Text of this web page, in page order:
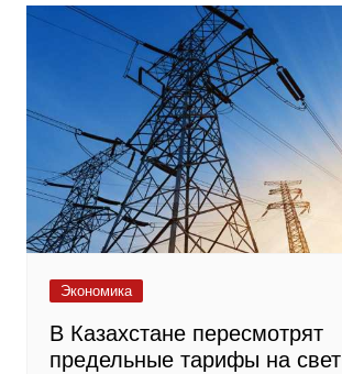
Экономика
В Казахстане пересмотрят
предельные тарифы на свет